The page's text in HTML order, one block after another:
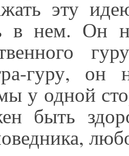
эту
в нем. Он
гуру, он
у одной
быть